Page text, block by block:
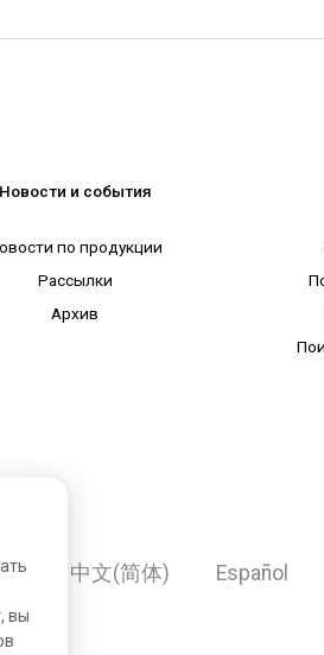
вы
Новости и события
по продукции
Рассылки
Архив
中文(简体) Español